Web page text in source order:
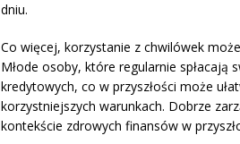
dniu.
Co więcej, korzystanie z chwilówek
Młode osoby, które regularnie
kredytowych, co w przyszłości może
korzystniejszych warunkach. Dobrze
kontekście zdrowych finansów w